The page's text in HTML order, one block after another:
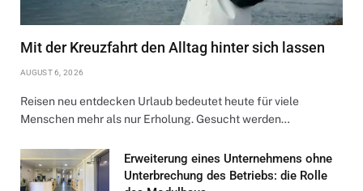
Mit der Kreuzfahrt den Alltag hinter sich lassen
AUGUST 6, 2026
Reisen neu entdecken Urlaub bedeutet heute für viele
Menschen mehr als nur Erholung. Gesucht werden…
Erweiterung eines Unternehmens ohne
Unterbrechung des Betriebs: die Rolle